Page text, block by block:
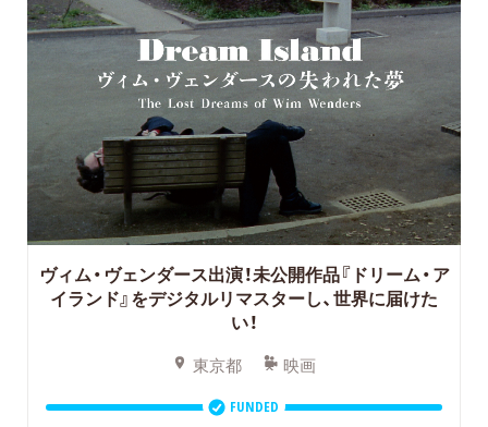
ヴィム・ヴェンダース出演！未公開作品『ドリーム・ア
イランド』をデジタルリマスターし、世界に届けた
い！
東京都 映画
FUNDED